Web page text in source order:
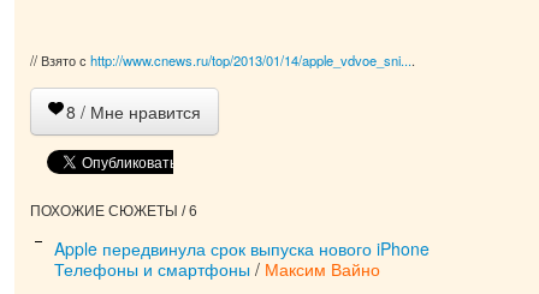
// Взято с http://www.cnews.ru/top/2013/01/14/apple_vdvoe_sni....
8 / Мне нравится
ПОХОЖИЕ СЮЖЕТЫ / 6
Apple передвинула срок выпуска нового iPhone
Телефоны и смартфоны / Максим Вайно